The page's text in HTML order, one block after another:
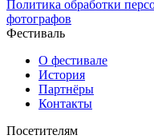
Политика обработки
фотографов
Фестиваль
О фестивале
История
Партнёры
Контакты
Посетителям